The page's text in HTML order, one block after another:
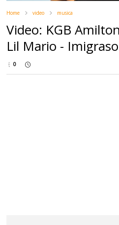
Home video musica
Video: KGB
Lil Mario -
0